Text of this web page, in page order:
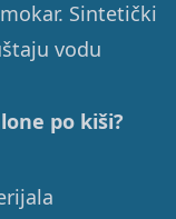
Sintetički
vodu
po kiši?